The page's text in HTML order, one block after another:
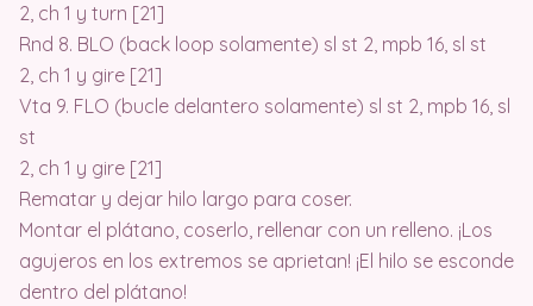
2, ch 1 y turn [21]
Rnd 8. BLO (back loop solamente) sl st 2, mpb 16, sl st
2, ch 1 y gire [21]
Vta 9. FLO (bucle delantero solamente) sl st 2, mpb 16, sl
st
2, ch 1 y gire [21]
Rematar y dejar hilo largo para coser.
Montar el plátano, coserlo, rellenar con un relleno. ¡Los
agujeros en los extremos se aprietan! ¡El hilo se esconde
dentro del plátano!